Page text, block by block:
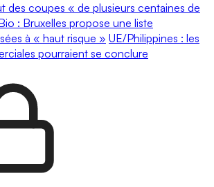
des coupes « de plusieurs centaines de
: Bruxelles propose une liste
à « haut risque » UE/Philippines : les
pourraient se conclure